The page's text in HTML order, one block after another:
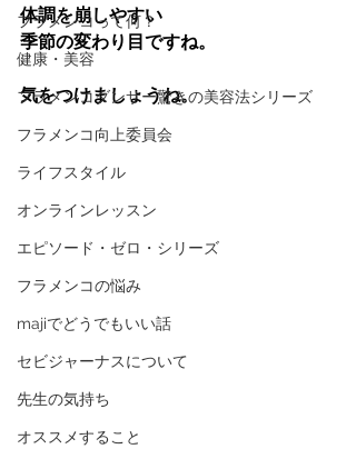
フラメンコって何？
健康・美容
フラメンコダンサー驚きの美容法シリーズ
フラメンコ向上委員会
ライフスタイル
オンラインレッスン
エピソード・ゼロ・シリーズ
フラメンコの悩み
majiでどうでもいい話
セビジャーナスについて
先生の気持ち
オススメすること
体調を崩しやすい
季節の変わり目ですね。
気をつけましょうね。